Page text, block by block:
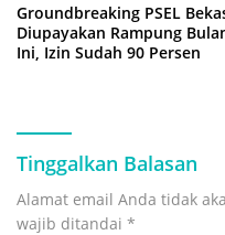
Groundbreaking PSEL
Diupayakan Rampung
Ini, Izin Sudah 90 Persen
Tinggalkan Balasan
Alamat email Anda tidak
wajib ditandai *